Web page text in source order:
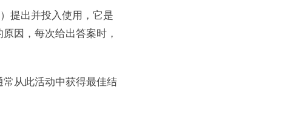
提出并投入使用，它是
因，每次给出答案时，
从此活动中获得最佳结